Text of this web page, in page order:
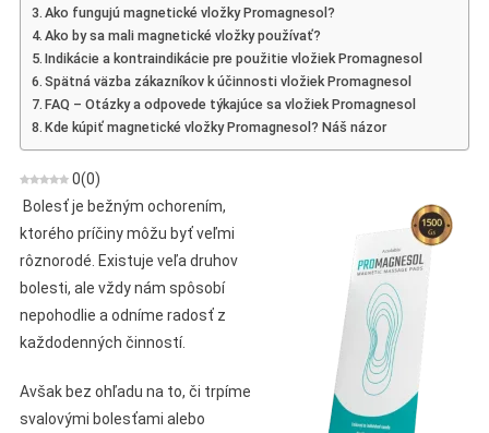
Ako fungujú magnetické vložky Promagnesol?
Ako by sa mali magnetické vložky používať?
Indikácie a kontraindikácie pre použitie vložiek Promagnesol
Spätná väzba zákazníkov k účinnosti vložiek Promagnesol
FAQ – Otázky a odpovede týkajúce sa vložiek Promagnesol
Kde kúpiť magnetické vložky Promagnesol? Náš názor
0(0)
Bolesť je bežným ochorením,
ktorého príčiny môžu byť veľmi
rôznorodé. Existuje veľa druhov
bolesti, ale vždy nám spôsobí
nepohodlie a odníme radosť z
každodenných činností.
Avšak bez ohľadu na to, či trpíme
svalovými bolesťami alebo